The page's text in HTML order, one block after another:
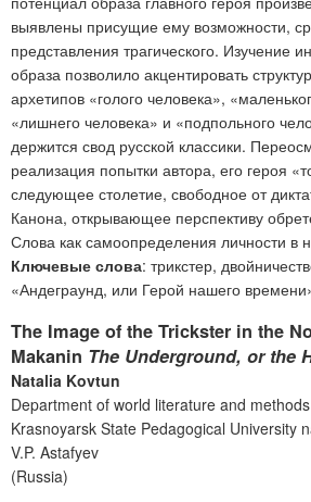
выявлены присущие ему возможности,
представления трагического. Изучение
образа позволило акцентировать
архетипов «голого человека»,
«лишнего человека» и «подпольного
держится свод русской классики.
реализация попытки автора, его героя
следующее столетие, свободное от
Канона, открывающее перспективу
Слова как самоопределения личности в
Ключевые слова: трикстер,
«Андеграунд, или Герой нашего
The Image of the Trickster in the
Makanin The Underground, or the
Natalia Kovtun
Department of world literature and
Krasnoyarsk State Pedagogical University
V.P. Astafyev
(Russia)